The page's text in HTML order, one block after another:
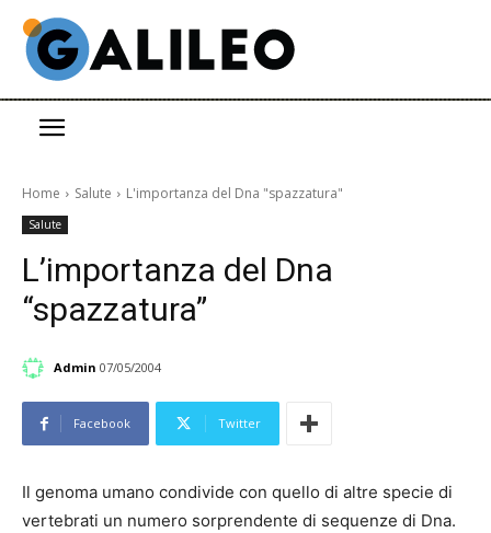
Home Salute L'importanza del Dna "spazzatura"
Salute
L’importanza del Dna
“spazzatura”
Admin 07/05/2004
Facebook Twitter
Il genoma umano condivide con quello di altre specie di
vertebrati un numero sorprendente di sequenze di Dna.